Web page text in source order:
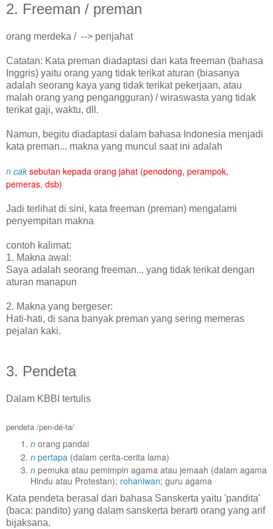
2. Freeman / preman
orang merdeka / --> penjahat
Catatan: Kata preman diadaptasi dari kata freeman (bahasa
Inggris) yaitu orang yang tidak terikat aturan (biasanya
adalah seorang kaya yang tidak terikat pekerjaan, atau
malah orang yang pengangguran) / wiraswasta yang tidak
terikat gaji, waktu, dll.
Namun, begitu diadaptasi dalam bahasa Indonesia menjadi
kata preman... makna yang muncul saat ini adalah
n cak sebutan kepada orang jahat (penodong, perampok,
pemeras, dsb)
Jadi terlihat di sini, kata freeman (preman) mengalami
penyempitan makna
contoh kalimat:
1. Makna awal:
Saya adalah seorang freeman... yang tidak terikat dengan
aturan manapun
2. Makna yang bergeser:
Hati-hati, di sana banyak preman yang sering memeras
pejalan kaki.
3. Pendeta
Dalam KBBI tertulis
pendeta /pen-dé-ta/
n orang pandai
n pertapa (dalam cerita-cerita lama)
n pemuka atau pemimpin agama atau jemaah (dalam agama
Hindu atau Protestan); rohaniwan; guru agama
Kata pendeta berasal dari bahasa Sanskerta yaitu 'pandita'
(baca: pandito) yang dalam sanskerta berarti orang yang arif
bijaksana.